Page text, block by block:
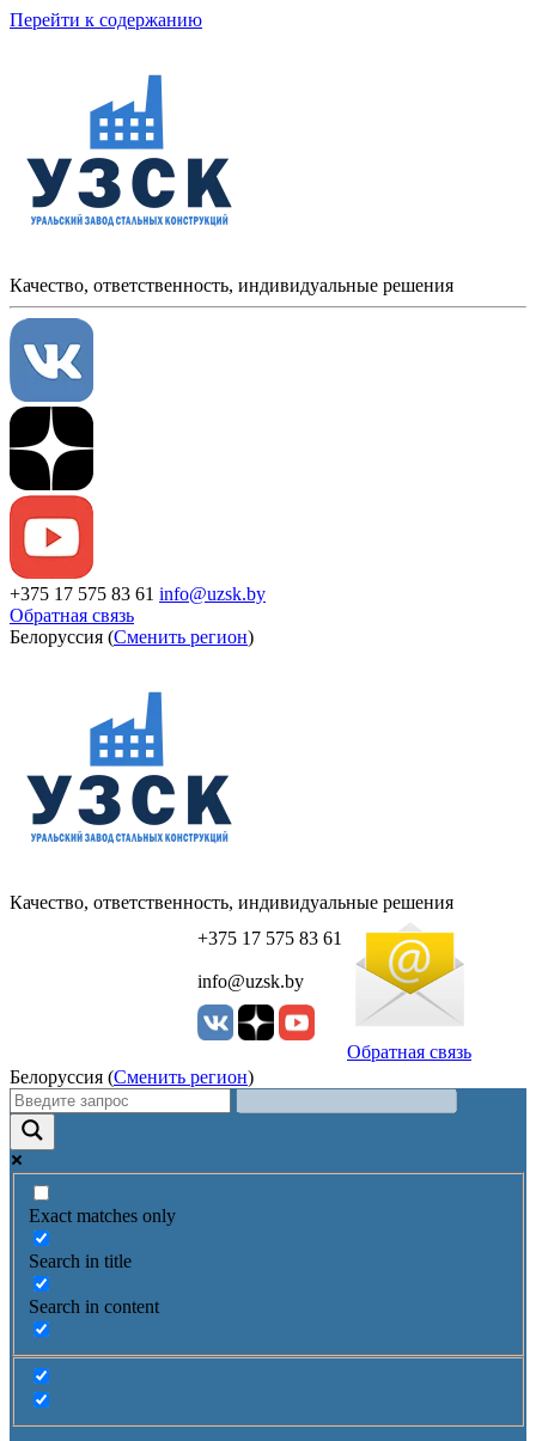
Перейти к содержанию
Качество, ответственность, индивидуальные решения
+375 17 575 83 61 info@uzsk.by
Обратная связь
Белоруссия (Сменить регион)
Качество, ответственность, индивидуальные решения
+375 17 575 83 61
info@uzsk.by
Обратная связь
Белоруссия (Сменить регион)
Exact matches only
Search in title
Search in content